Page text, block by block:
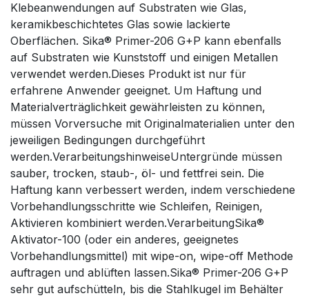
Klebeanwendungen auf Substraten wie Glas,
keramikbeschichtetes Glas sowie lackierte
Oberflächen. Sika® Primer-206 G+P kann ebenfalls
auf Substraten wie Kunststoff und einigen Metallen
verwendet werden.Dieses Produkt ist nur für
erfahrene Anwender geeignet. Um Haftung und
Materialverträglichkeit gewährleisten zu können,
müssen Vorversuche mit Originalmaterialien unter den
jeweiligen Bedingungen durchgeführt
werden.VerarbeitungshinweiseUntergründe müssen
sauber, trocken, staub-, öl- und fettfrei sein. Die
Haftung kann verbessert werden, indem verschiedene
Vorbehandlungsschritte wie Schleifen, Reinigen,
Aktivieren kombiniert werden.VerarbeitungSika®
Aktivator-100 (oder ein anderes, geeignetes
Vorbehandlungsmittel) mit wipe-on, wipe-off Methode
auftragen und ablüften lassen.Sika® Primer-206 G+P
sehr gut aufschütteln, bis die Stahlkugel im Behälter